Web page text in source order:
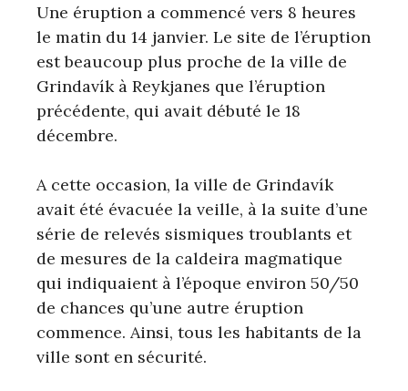
Une éruption a commencé vers 8 heures
le matin du 14 janvier. Le site de l’éruption
est beaucoup plus proche de la ville de
Grindavík à Reykjanes que l’éruption
précédente, qui avait débuté le 18
décembre.
A cette occasion, la ville de Grindavík
avait été évacuée la veille, à la suite d’une
série de relevés sismiques troublants et
de mesures de la caldeira magmatique
qui indiquaient à l’époque environ 50/50
de chances qu’une autre éruption
commence. Ainsi, tous les habitants de la
ville sont en sécurité.